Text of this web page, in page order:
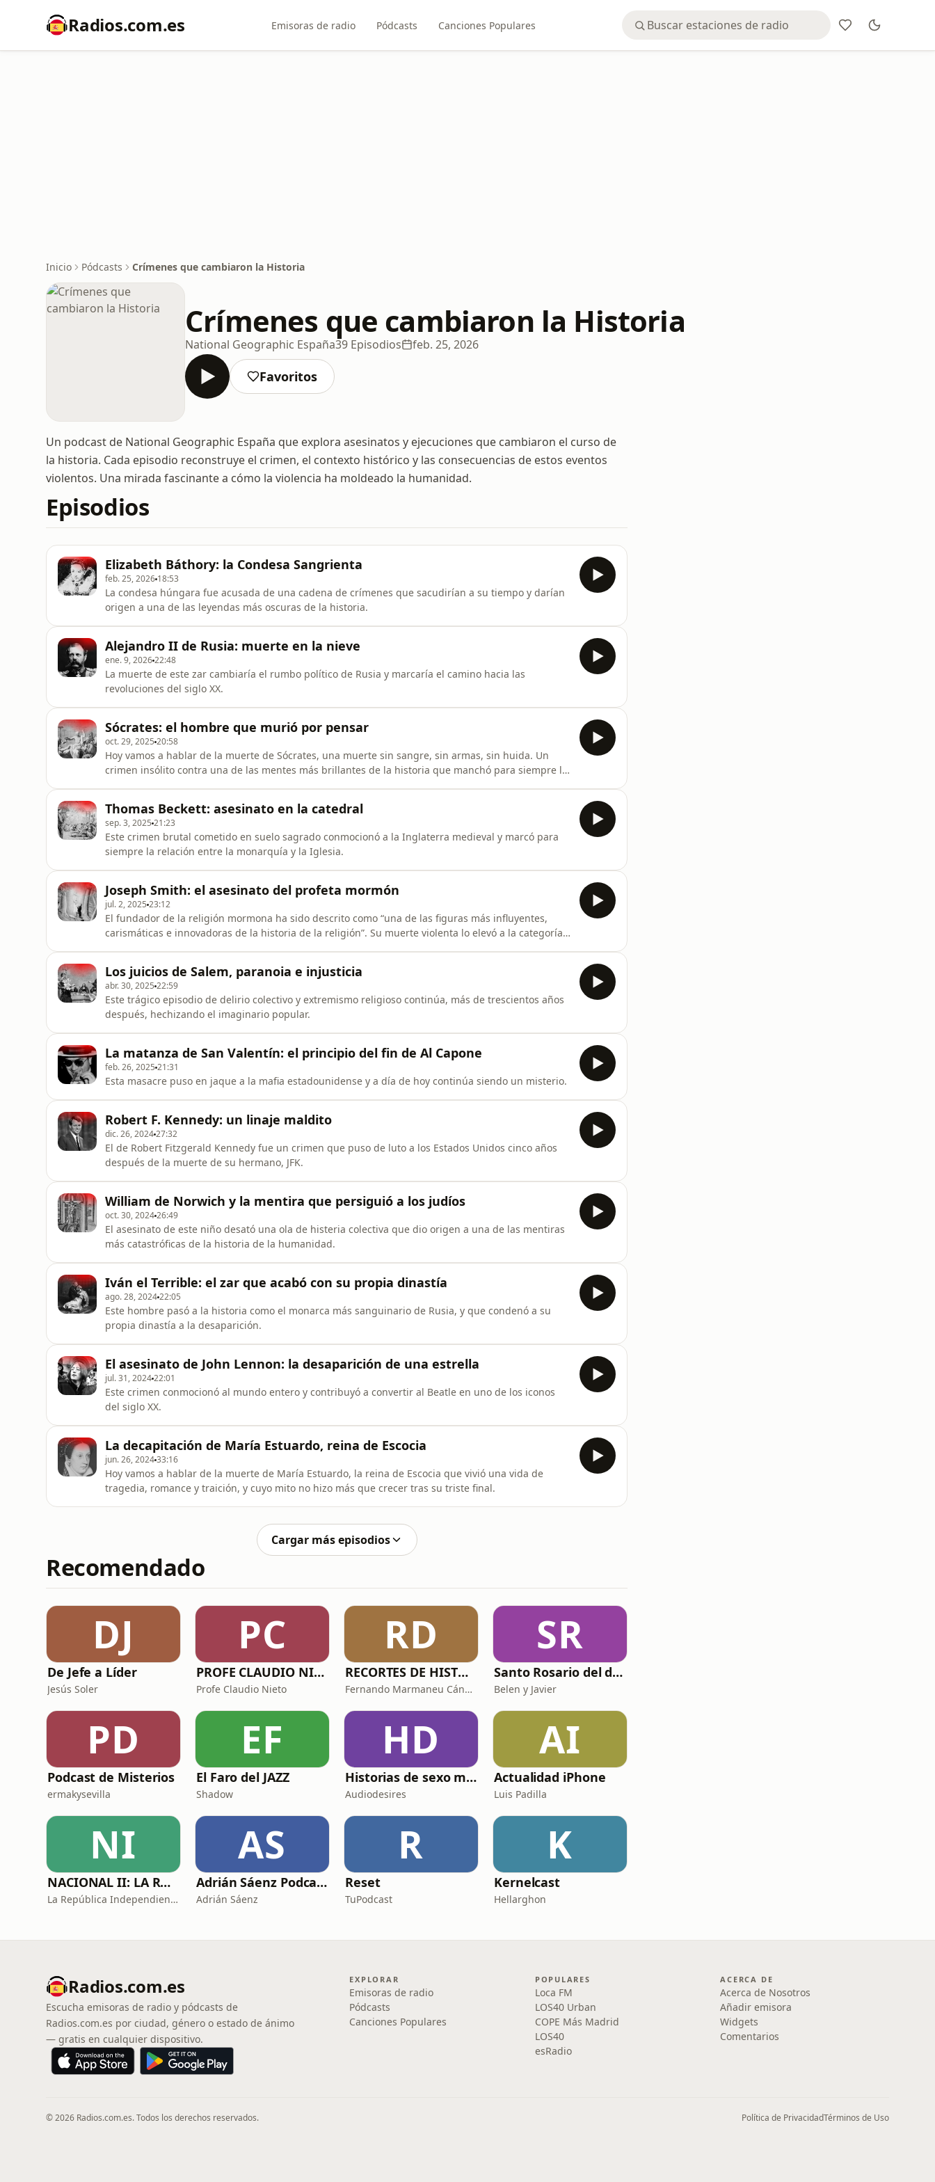
Radios.com.es Emisoras de radio Pódcasts Canciones Populares
Inicio Pódcasts Crímenes que cambiaron la Historia
Crímenes que cambiaron la Historia
National Geographic España39 Episodios feb. 25, 2026
Favoritos
Un podcast de National Geographic España que explora asesinatos y ejecuciones que cambiaron el curso de
la historia. Cada episodio reconstruye el crimen, el contexto histórico y las consecuencias de estos eventos
violentos. Una mirada fascinante a cómo la violencia ha moldeado la humanidad.
Episodios
Elizabeth Báthory: la Condesa Sangrienta
feb. 25, 2026 18:53
La condesa húngara fue acusada de una cadena de crímenes que sacudirían a su tiempo y darían
origen a una de las leyendas más oscuras de la historia.
Alejandro II de Rusia: muerte en la nieve
ene. 9, 202622:48
La muerte de este zar cambiaría el rumbo político de Rusia y marcaría el camino hacia las
revoluciones del siglo XX.
Sócrates: el hombre que murió por pensar
oct. 29, 2025 20:58
Hoy vamos a hablar de la muerte de Sócrates, una muerte sin sangre, sin armas, sin huida. Un
crimen insólito contra una de las mentes más brillantes de la historia que manchó para siempre la
Thomas Beckett: asesinato en la catedral
sep. 3, 2025 21:23
Este crimen brutal cometido en suelo sagrado conmocionó a la Inglaterra medieval y marcó para
siempre la relación entre la monarquía y la Iglesia.
Joseph Smith: el asesinato del profeta mormón
jul. 2, 2025 23:12
El fundador de la religión mormona ha sido descrito como “una de las figuras más influyentes,
carismáticas e innovadoras de la historia de la religión”. Su muerte violenta lo elevó a la categoría
Los juicios de Salem, paranoia e injusticia
abr. 30, 2025 22:59
Este trágico episodio de delirio colectivo y extremismo religioso continúa, más de trescientos años
después, hechizando el imaginario popular.
La matanza de San Valentín: el principio del fin de Al Capone
feb. 26, 2025 21:31
Esta masacre puso en jaque a la mafia estadounidense y a día de hoy continúa siendo un misterio.
Robert F. Kennedy: un linaje maldito
dic. 26, 202427:32
El de Robert Fitzgerald Kennedy fue un crimen que puso de luto a los Estados Unidos cinco años
después de la muerte de su hermano, JFK.
William de Norwich y la mentira que persiguió a los judíos
oct. 30, 202426:49
El asesinato de este niño desató una ola de histeria colectiva que dio origen a una de las mentiras
más catastróficas de la historia de la humanidad.
Iván el Terrible: el zar que acabó con su propia dinastía
ago. 28, 202422:05
Este hombre pasó a la historia como el monarca más sanguinario de Rusia, y que condenó a su
propia dinastía a la desaparición.
El asesinato de John Lennon: la desaparición de una estrella
jul. 31, 202422:01
Este crimen conmocionó al mundo entero y contribuyó a convertir al Beatle en uno de los iconos
del siglo XX.
La decapitación de María Estuardo, reina de Escocia
jun. 26, 202433:16
Hoy vamos a hablar de la muerte de María Estuardo, la reina de Escocia que vivió una vida de
tragedia, romance y traición, y cuyo mito no hizo más que crecer tras su triste final.
Cargar más episodios
Recomendado
DJ
De Jefe a Líder
Jesús Soler
PC
PROFE CLAUDIO NIETO
Profe Claudio Nieto
RD
RECORTES DE HISTORIA Y CIENCIA
Fernando Marmaneu Cánovas
SR
Santo Rosario del día. 🙏 Reza con nosotros en castellano 🇪🇸
Belen y Javier
PD
Podcast de Misterios
ermakysevilla
EF
El Faro del JAZZ
Shadow
HD
Historias de sexo muy intensas y calientes
Audiodesires
AI
Actualidad iPhone
Luis Padilla
NI
NACIONAL II: LA RUTA DEL EXILIO
La República Independiente de la Radio
AS
Adrián Sáenz Podcast
Adrián Sáenz
R
Reset
TuPodcast
K
Kernelcast
Hellarghon
Radios.com.es
Escucha emisoras de radio y pódcasts de
Radios.com.es por ciudad, género o estado de ánimo
— gratis en cualquier dispositivo.
EXPLORAR
Emisoras de radio
Pódcasts
Canciones Populares
POPULARES
Loca FM
LOS40 Urban
COPE Más Madrid
LOS40
esRadio
ACERCA DE
Acerca de Nosotros
Añadir emisora
Widgets
Comentarios
© 2026 Radios.com.es. Todos los derechos reservados. Política de PrivacidadTérminos de Uso